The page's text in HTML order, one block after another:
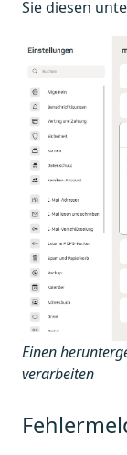
Sie diesen
Einen
verarbeiten